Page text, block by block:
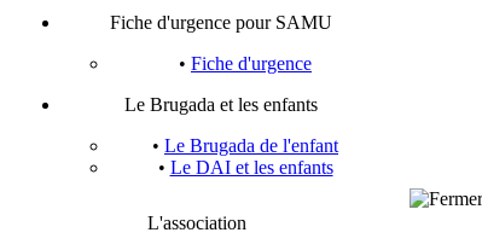
Fiche d'urgence pour SAMU
• Fiche d'urgence
Le Brugada et les enfants
• Le Brugada de l'enfant
• Le DAI et les enfants
L'association